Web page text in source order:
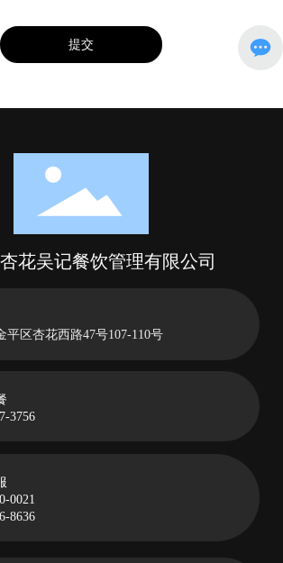
提交
花吴记餐饮管理有限公司
金平区杏花西路47号107-110号
3756
0021
8636